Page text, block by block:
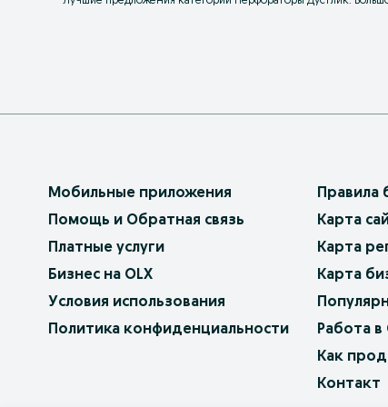
Мобильные приложения
Помощь и Обратная связь
Платные услуги
Бизнес на OLX
Условия использования
Политика конфиденциальности
Правила
Карта
Карта
Карта
Работа в
Как
Контакт